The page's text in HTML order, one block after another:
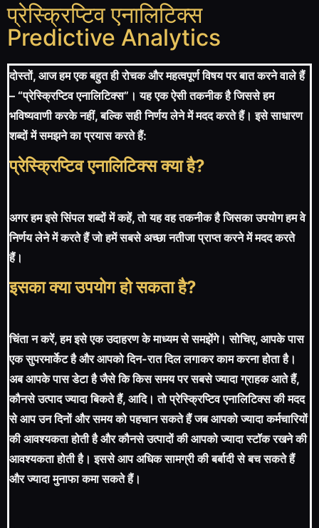
प्रेस्क्रिप्टिव एनालिटिक्स
Predictive Analytics
दोस्तों, आज हम एक बहुत ही रोचक और महत्वपूर्ण विषय पर बात करने वाले हैं
– “प्रेस्क्रिप्टिव एनालिटिक्स”। यह एक ऐसी तकनीक है जिससे हम
भविष्यवाणी करके नहीं, बल्कि सही निर्णय लेने में मदद करते हैं। इसे साधारण
शब्दों में समझने का प्रयास करते हैं:
प्रेस्क्रिप्टिव एनालिटिक्स क्या है?
अगर हम इसे सिंपल शब्दों में कहें, तो यह वह तकनीक है जिसका उपयोग हम वे
निर्णय लेने में करते हैं जो हमें सबसे अच्छा नतीजा प्राप्त करने में मदद करते
हैं।
इसका क्या उपयोग हो सकता है?
चिंता न करें, हम इसे एक उदाहरण के माध्यम से समझेंगे। सोचिए, आपके पास
एक सुपरमार्केट है और आपको दिन-रात दिल लगाकर काम करना होता है।
अब आपके पास डेटा है जैसे कि किस समय पर सबसे ज्यादा ग्राहक आते हैं,
कौनसे उत्पाद ज्यादा बिकते हैं, आदि। तो प्रेस्क्रिप्टिव एनालिटिक्स की मदद
से आप उन दिनों और समय को पहचान सकते हैं जब आपको ज्यादा कर्मचारियों
की आवश्यकता होती है और कौनसे उत्पादों की आपको ज्यादा स्टॉक रखने की
आवश्यकता होती है। इससे आप अधिक सामग्री की बर्बादी से बच सकते हैं
और ज्यादा मुनाफा कमा सकते हैं।